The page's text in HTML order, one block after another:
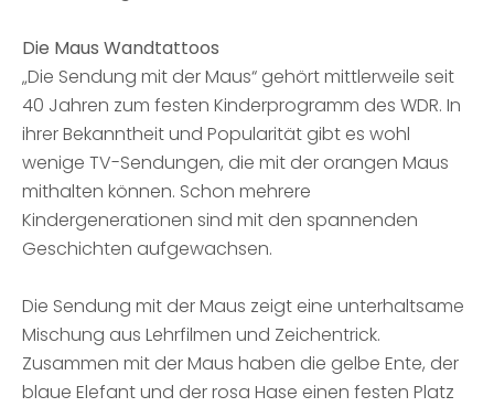
Die Maus Wandtattoos
„Die Sendung mit der Maus“ gehört mittlerweile seit
40 Jahren zum festen Kinderprogramm des WDR. In
ihrer Bekanntheit und Popularität gibt es wohl
wenige TV-Sendungen, die mit der orangen Maus
mithalten können. Schon mehrere
Kindergenerationen sind mit den spannenden
Geschichten aufgewachsen.
Die Sendung mit der Maus zeigt eine unterhaltsame
Mischung aus Lehrfilmen und Zeichentrick.
Zusammen mit der Maus haben die gelbe Ente, der
blaue Elefant und der rosa Hase einen festen Platz